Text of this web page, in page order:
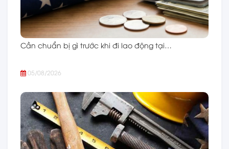
Cần chuẩn bị gì trước khi đi lao động tại…
05/08/2026